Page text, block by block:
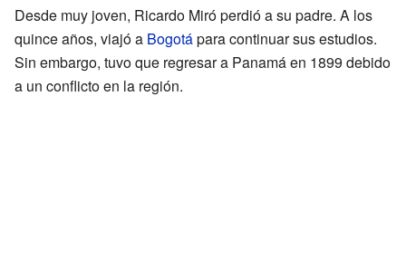
Desde muy joven, Ricardo Miró perdió a su padre. A los
quince años, viajó a Bogotápara continuar sus estudios.
Sin embargo, tuvo que regresar a Panamá en 1899 debido
a un conflicto en la región.